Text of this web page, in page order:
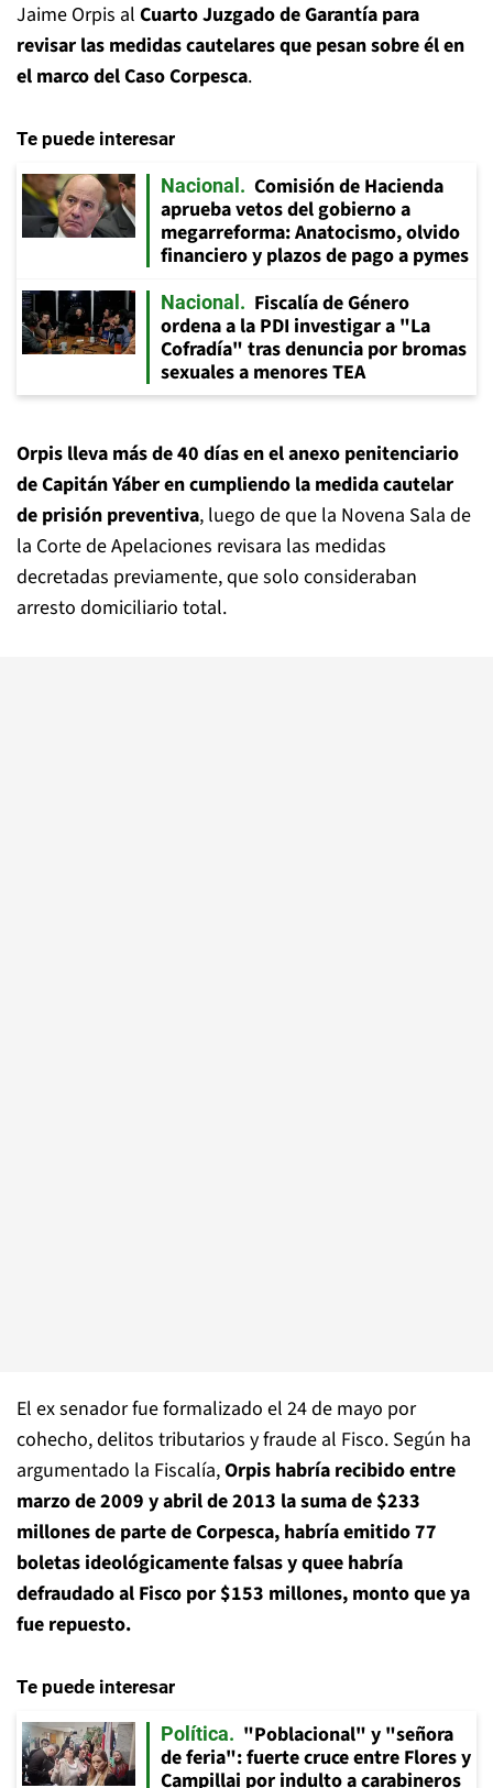
Jaime Orpis al Cuarto Juzgado de Garantía para
revisar las medidas cautelares que pesan sobre él en
el marco del Caso Corpesca.
Te puede interesar
Nacional
Comisión de Hacienda
aprueba vetos del gobierno a
megarreforma: Anatocismo, olvido
financiero y plazos de pago a pymes
Nacional
Fiscalía de Género
ordena a la PDI investigar a "La
Cofradía" tras denuncia por bromas
sexuales a menores TEA
Orpis lleva más de 40 días en el anexo penitenciario
de Capitán Yáber en cumpliendo la medida cautelar
de prisión preventiva, luego de que la Novena Sala de
la Corte de Apelaciones revisara las medidas
decretadas previamente, que solo consideraban
arresto domiciliario total.
El ex senador fue formalizado el 24 de mayo por
cohecho, delitos tributarios y fraude al Fisco. Según ha
argumentado la Fiscalía,Orpis habría recibido entre
marzo de 2009 y abril de 2013 la suma de $233
millones de parte de Corpesca, habría emitido 77
boletas ideológicamente falsas y quee habría
defraudado al Fisco por $153 millones, monto que ya
fue repuesto.
Te puede interesar
Política
"Poblacional" y "señora
de feria": fuerte cruce entre Flores y
Campillai por indulto a carabineros